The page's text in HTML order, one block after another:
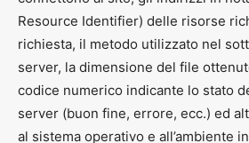
Resource Identifier) delle risorse
richiesta, il metodo utilizzato nel
server, la dimensione del file
codice numerico indicante lo stato
server (buon fine, errore, ecc.) ed
al sistema operativo e all’ambiente